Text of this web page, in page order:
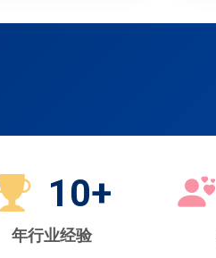
10+
年行业经验